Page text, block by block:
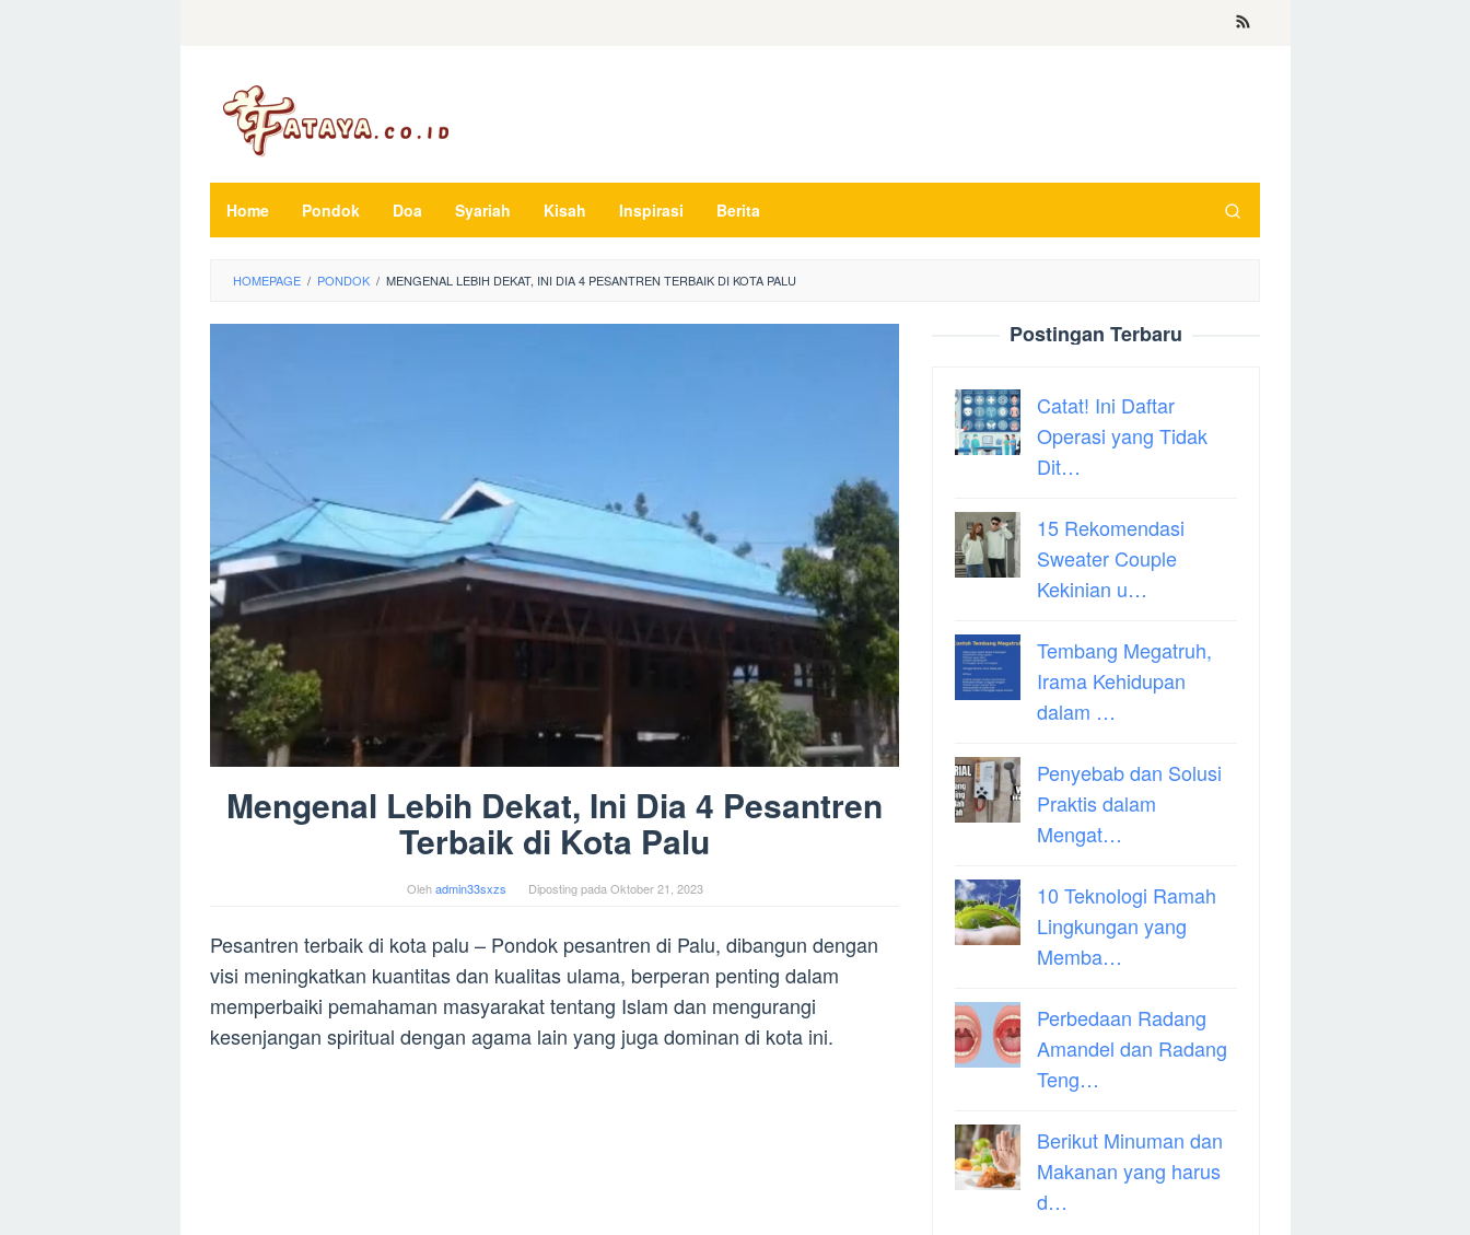
Home Pondok Doa Syariah Kisah Inspirasi Berita
HOMEPAGE / PONDOK / MENGENAL LEBIH DEKAT, INI DIA 4 PESANTREN TERBAIK DI KOTA PALU
Mengenal Lebih Dekat, Ini Dia 4 Pesantren
Terbaik di Kota Palu
Olehadmin33sxzs Diposting pada Oktober 21, 2023
Pesantren terbaik di kota palu – Pondok pesantren di Palu, dibangun dengan
visi meningkatkan kuantitas dan kualitas ulama, berperan penting dalam
memperbaiki pemahaman masyarakat tentang Islam dan mengurangi
kesenjangan spiritual dengan agama lain yang juga dominan di kota ini.
Postingan Terbaru
Catat! Ini Daftar
Operasi yang Tidak
Dit…
15 Rekomendasi
Sweater Couple
Kekinian u…
Tembang Megatruh,
Irama Kehidupan
dalam …
Penyebab dan Solusi
Praktis dalam
Mengat…
10 Teknologi Ramah
Lingkungan yang
Memba…
Perbedaan Radang
Amandel dan Radang
Teng…
Berikut Minuman dan
Makanan yang harus
d…